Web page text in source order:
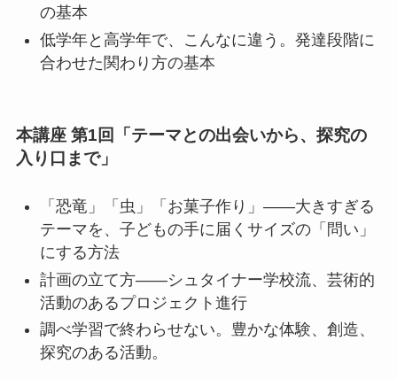
の基本
低学年と高学年で、こんなに違う。発達段階に
合わせた関わり方の基本
本講座 第1回「テーマとの出会いから、探究の
入り口まで」
「恐竜」「虫」「お菓子作り」——大きすぎる
テーマを、子どもの手に届くサイズの「問い」
にする方法
計画の立て方——シュタイナー学校流、芸術的
活動のあるプロジェクト進行
調べ学習で終わらせない。豊かな体験、創造、
探究のある活動。